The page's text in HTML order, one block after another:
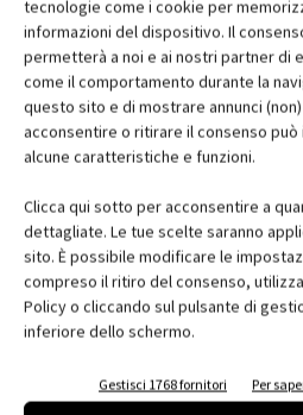
tecnologie come i cookie per
informazioni del dispositivo. Il
permetterà a noi e ai nostri partner di
come il comportamento durante la
questo sito e di mostrare annunci
acconsentire o ritirare il consenso
alcune caratteristiche e funzioni.
Clicca qui sotto per acconsentire a
dettagliate. Le tue scelte saranno
sito. È possibile modificare le
compreso il ritiro del consenso,
Policy o cliccando sul pulsante di
inferiore dello schermo.
Gestisci 1768 fornitori Per
finiture formazione geometri
infrastrutture
Innovazione interni
progettazione
progetti recupero
rigenerazione urbana
riqualificazione
risparmio energetico
ristrutturazione
Twitter